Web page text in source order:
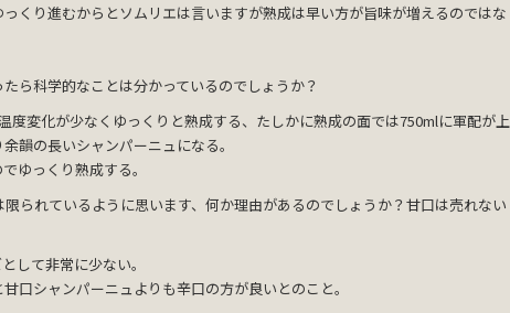
くり進むからとソムリエは言いますが熟成は早い方が旨味が増えるのではな
ら科学的なことは分かっているのでしょうか？
度変化が少なくゆっくりと熟成する、たしかに熟成の面では750mlに軍配が上
韻の長いシャンパーニュになる。
ゆっくり熟成する。
られているように思います、何か理由があるのでしょうか？甘口は売れない
して非常に少ない。
口シャンパーニュよりも辛口の方が良いとのこと。